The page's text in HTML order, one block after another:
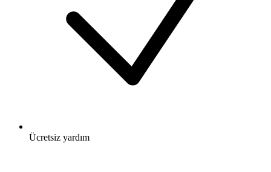
Ücretsiz yardım